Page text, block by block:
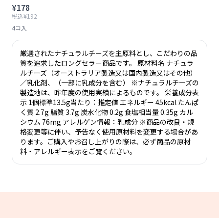
¥178
税込¥192
4コ入
厳選されたナチュラルチーズを主原料とし、こだわりの品
質を追求したロングセラー商品です。 原材料名 ナチュラ
ルチーズ（オーストラリア製造又は国内製造又はその他）
／乳化剤、（一部に乳成分を含む） ※ナチュラルチーズの
製造地は、昨年度の使用実績によるものです。 栄養成分表
示 1個標準13.5g当たり：推定値 エネルギー 45kcal たんぱ
く質 2.7g 脂質 3.7g 炭水化物 0.2g 食塩相当量 0.35g カル
シウム 76mg アレルゲン情報：乳成分 ※商品の改良・規
格変更等に伴い、予告なく使用原材料を変更する場合があ
ります。ご購入やお召し上がりの際は、必ず商品の原材
料・アレルギー表示をご覧ください。